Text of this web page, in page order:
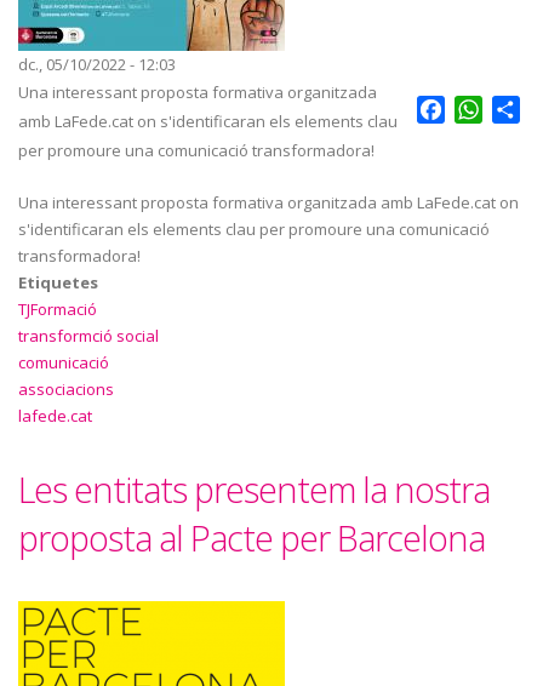
dc., 05/10/2022 - 12:03
Facebook
Una interessant proposta formativa organitzada
amb LaFede.cat on s'identificaran els elements clau
per promoure una comunicació transformadora!
Una interessant proposta formativa organitzada amb LaFede.cat on
s'identificaran els elements clau per promoure una comunicació
transformadora!
Etiquetes
TJFormació
transformció social
comunicació
associacions
lafede.cat
Les entitats presentem la nostra
proposta al Pacte per Barcelona